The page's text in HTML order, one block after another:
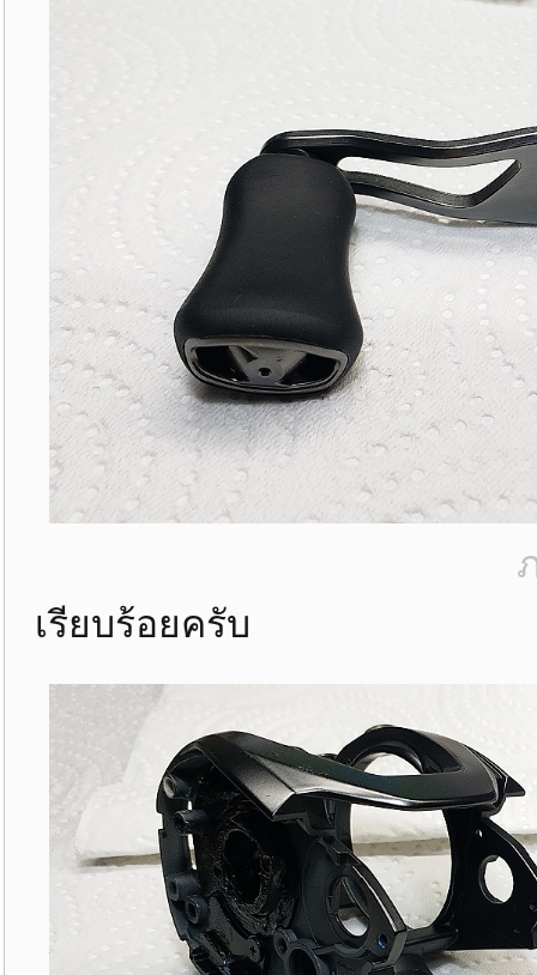
เรียบร้อยครับ